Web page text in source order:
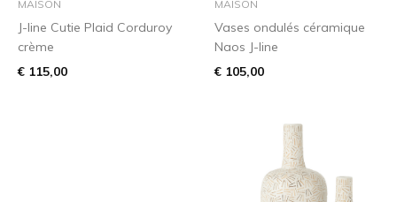
MAISON
J-line Cutie Plaid Corduroy
crème
€ 115,00
MAISON
Vases ondulés céramique
Naos J-line
€ 105,00